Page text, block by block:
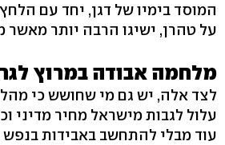
המוסד בימיו של דגן, יחד עם
על טהרן, ישיגו הרבה יותר מאשר
מלחמה אבודה במרוץ
לצד אלה, יש גם מי שחושש כי
עלול לגבות מישראל מחיר מדיני
עוד מבלי להתחשב באבידות בנפש